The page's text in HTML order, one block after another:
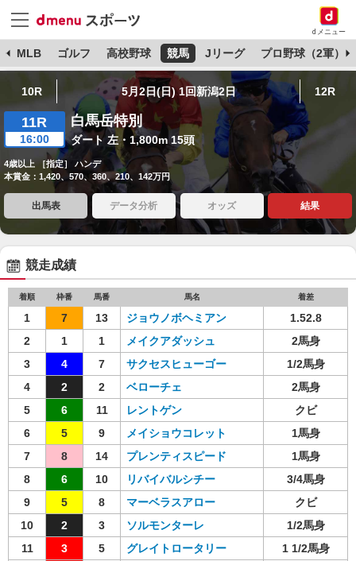
dメニュー
MLB ゴルフ 高校野球 競馬 Jリーグ プロ野球（2軍）
10R 5月2日(日) 1回新潟2日 12R
11R
16:00
白馬岳特別
ダート 左・1,800m 15頭
4歳以上 ［指定］ ハンデ
本賞金：1,420、570、360、210、142万円
出馬表 データ分析 オッズ 結果
競走成績
着順 枠番 馬番 馬名 着差
1 7 13 ジョウノボヘミアン
1.52.8
2
1 1 メイクアダッシュ
2馬身
3
4 7 サクセスヒューゴー
1/2馬身
4
2 2 ベローチェ
2馬身
5
6 11 レントゲン
クビ
6
5 9 メイショウコレット
1馬身
7
8 14 プレンティスピード
1馬身
8
6 10 リバイバルシチー
3/4馬身
9
5 8 マーベラスアロー
クビ
10
2 3 ソルモンターレ
1/2馬身
11
3 5 グレイトロータリー
1 1/2馬身